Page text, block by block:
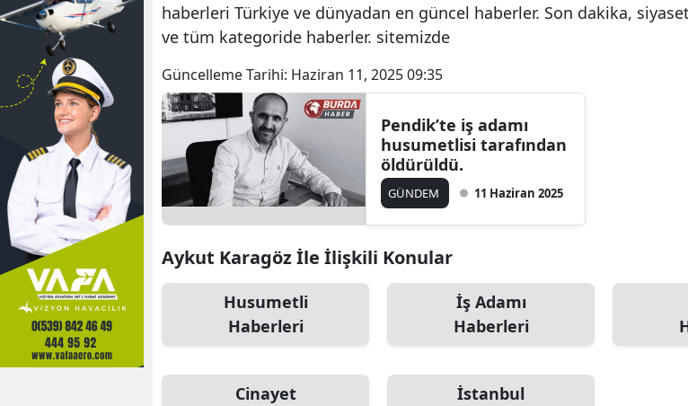
haberleri Türkiye ve dünyadan en güncel haberler. Son dakika,
ve tüm kategoride haberler. sitemizde
Güncelleme Tarihi: Haziran 11, 2025 09:35
Pendik’te iş adamı
husumetlisi tarafından
öldürüldü.
GÜNDEM 11 Haziran 2025
Aykut Karagöz İle İlişkili Konular
Husumetli
Haberleri
İş Adamı
Haberleri
Cinayet
İstanbul